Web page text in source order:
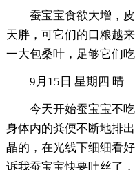
蚕宝宝食欲大增，皮
天胖，可它们的口粮越
一大包桑叶，足够它们吃
9月15日 星期四 晴
今天开始蚕宝宝不吃
身体内的粪便不断地排
晶的，在光线下细细看
诉我蚕宝宝快要吐丝了